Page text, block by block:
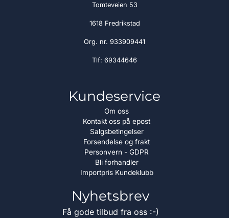
Tomteveien 53
1618 Fredrikstad
Org. nr. 933909441
Tlf: 69344646
Kundeservice
Om oss
Kontakt oss på epost
Salgsbetingelser
Forsendelse og frakt
Personvern - GDPR
Bli forhandler
Importpris Kundeklubb
Nyhetsbrev
Få gode tilbud fra oss :-)